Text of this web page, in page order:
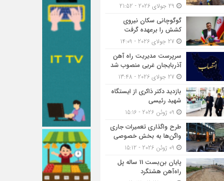
گوگوچانی سکان نیروی
کشش را برعهده گرفت
سرپرست مدیریت راه آهن
آذربایجان غربی منصوب شد
بازدید دکتر ذاکری از ایستگاه
شهید رئیسی
طرح واگذاری تعمیرات جاری
واگن‌ها به بخش خصوصی
پایان بن‌بست 11 ساله پل
راه‌آهن هشتگرد